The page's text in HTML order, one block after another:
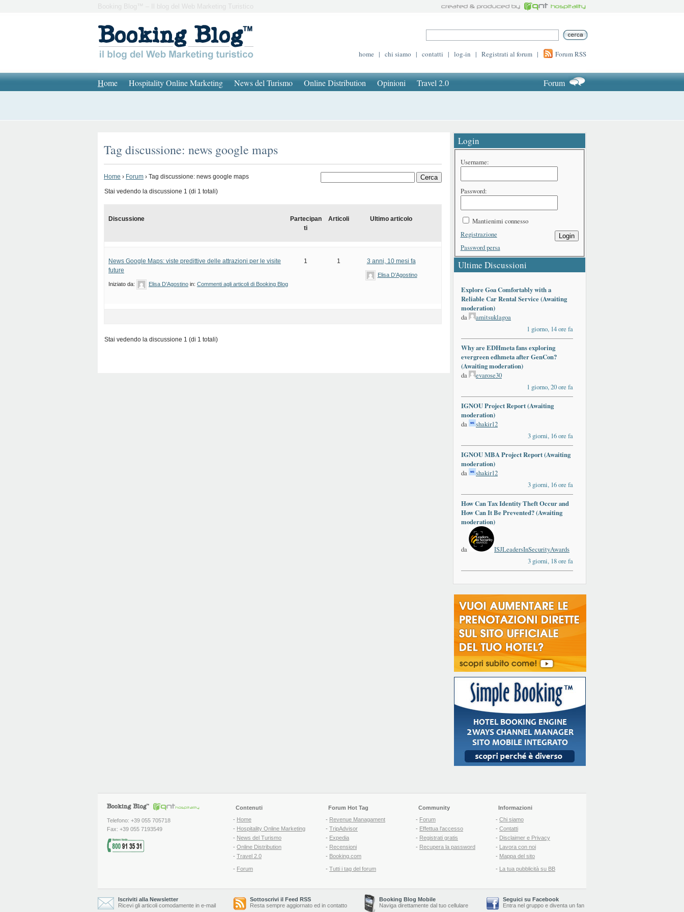
Booking Blog™ – Il blog del Web Marketing Turistico
home | chi siamo | contatti | log-in | Registrati al forum | Forum RSS
Home Hospitality Online Marketing News del Turismo Online Distribution Opinioni Travel 2.0 Forum
Tag discussione: news google maps
Home › Forum › Tag discussione: news google maps
Stai vedendo la discussione 1 (di 1 totali)
Discussione
Partecipan
ti
Articoli Ultimo articolo
News Google Maps: viste predittive delle attrazioni per le visite
future
Iniziato da: Elisa D’Agostino in: Commenti agli articoli di Booking Blog
1 1 3 anni, 10 mesi fa
Elisa D’Agostino
Stai vedendo la discussione 1 (di 1 totali)
Login
Username:
Password:
Mantienimi connesso
Login
Registrazione
Password persa
Ultime Discussioni
Explore Goa Comfortably with a
Reliable Car Rental Service (Awaiting
moderation)
da
amitsuklagoa
1 giorno, 14 ore fa
Why are EDHmeta fans exploring
evergreen edhmeta after GenCon?
(Awaiting moderation)
da
evarose30
1 giorno, 20 ore fa
IGNOU Project Report (Awaiting
moderation)
da
shakir12
3 giorni, 16 ore fa
IGNOU MBA Project Report (Awaiting
moderation)
da
shakir12
3 giorni, 16 ore fa
How Can Tax Identity Theft Occur and
How Can It Be Prevented? (Awaiting
moderation)
da
ISJLeadersInSecurityAwards
3 giorni, 18 ore fa
Telefono: +39 055 705718
Fax: +39 055 7193549
Contenuti
- Home
- Hospitality Online Marketing
- News del Turismo
- Online Distribution
- Travel 2.0
- Forum
Forum Hot Tag
- Revenue Managament
- TripAdvisor
- Expedia
- Recensioni
- Booking.com
- Tutti i tag del forum
Community
- Forum
- Effettua l'accesso
- Registrati gratis
- Recupera la password
Informazioni
- Chi siamo
- Contatti
- Disclaimer e Privacy
- Lavora con noi
- Mappa del sito
- La tua pubblicità su BB
Iscriviti alla Newsletter
Ricevi gli articoli comodamente in e-mail
Sottoscrivi il Feed RSS
Resta sempre aggiornato ed in contatto
Booking Blog Mobile
Naviga direttamente dal tuo cellulare
Seguici su Facebook
Entra nel gruppo e diventa un fan